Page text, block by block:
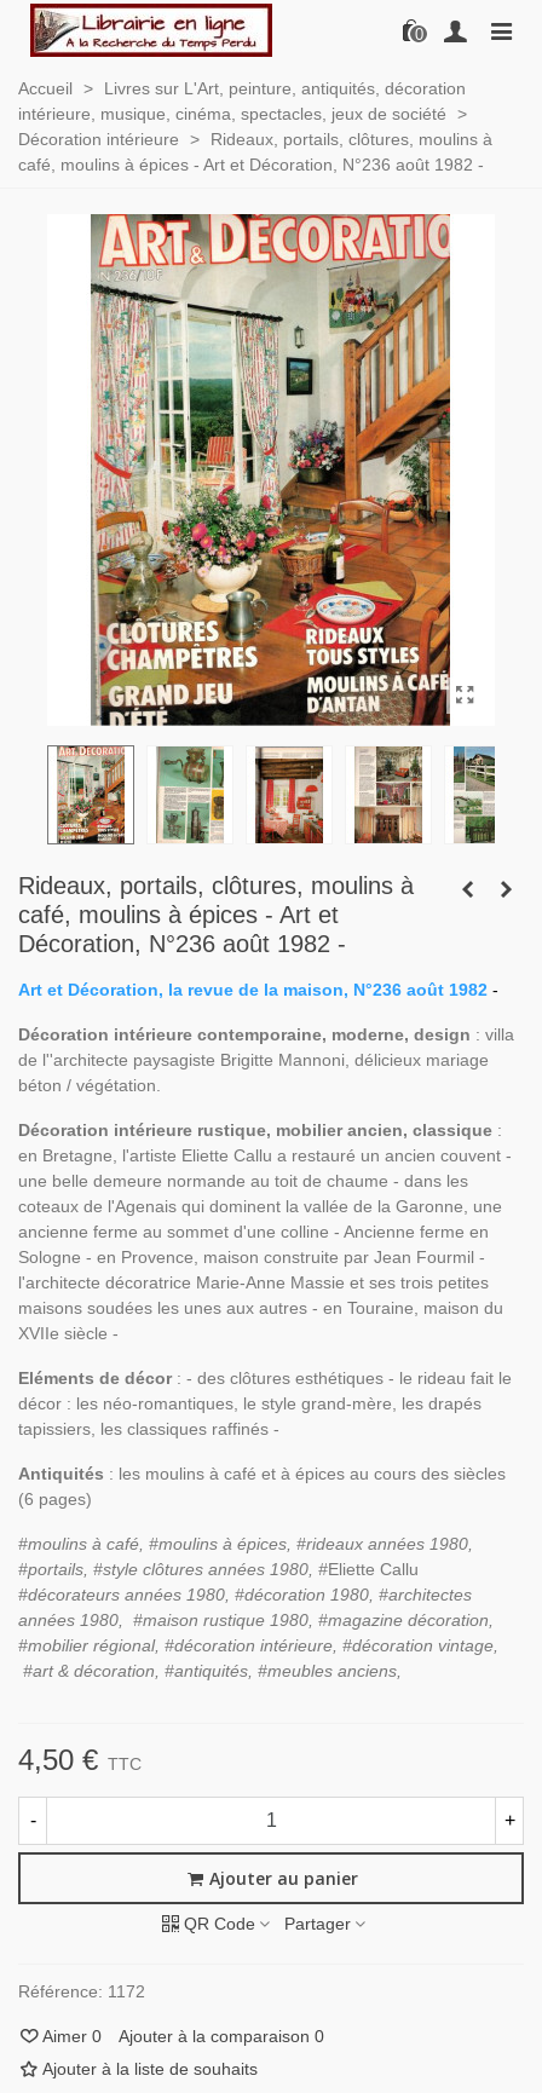
0
Accueil >
Livres sur L'Art, peinture, antiquités, décoration
intérieure, musique, cinéma, spectacles, jeux de société
>
Décoration intérieure
>
Rideaux, portails, clôtures, moulins à
café, moulins à épices - Art et Décoration, N°236 août 1982 -
Rideaux, portails, clôtures, moulins à
café, moulins à épices - Art et
Décoration, N°236 août 1982 -
Art et Décoration, la revue de la maison, N°236 août 1982 -
Décoration intérieure contemporaine, moderne, design : villa
de l''architecte paysagiste Brigitte Mannoni, délicieux mariage
béton / végétation.
Décoration intérieure rustique, mobilier ancien, classique :
en Bretagne, l'artiste Eliette Callu a restauré un ancien couvent -
une belle demeure normande au toit de chaume - dans les
coteaux de l'Agenais qui dominent la vallée de la Garonne, une
ancienne ferme au sommet d'une colline - Ancienne ferme en
Sologne - en Provence, maison construite par Jean Fourmil -
l'architecte décoratrice Marie-Anne Massie et ses trois petites
maisons soudées les unes aux autres - en Touraine, maison du
XVIIe siècle -
Eléments de décor: - des clôtures esthétiques - le rideau fait le
décor : les néo-romantiques, le style grand-mère, les drapés
tapissiers, les classiques raffinés -
Antiquités : les moulins à café et à épices au cours des siècles
(6 pages)
#moulins à café, #moulins à épices, #rideaux années 1980,
#portails, #style clôtures années 1980, #Eliette Callu
#décorateurs années 1980, #décoration 1980, #architectes
années 1980, #maison rustique 1980, #magazine décoration,
#mobilier régional, #décoration intérieure, #décoration vintage,
#art & décoration, #antiquités, #meubles anciens,
4,50 € TTC
- +
Ajouter au panier
QR Code Partager
Référence: 1172
Aimer 0 Ajouter à la comparaison 0
Ajouter à la liste de souhaits